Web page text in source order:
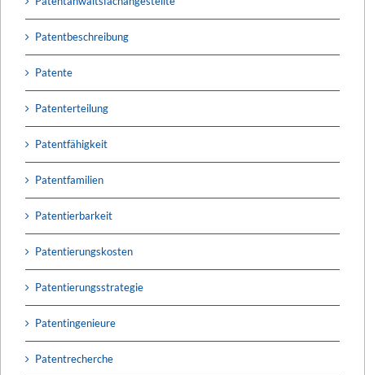
Patentbeschreibung
Patente
Patenterteilung
Patentfähigkeit
Patentfamilien
Patentierbarkeit
Patentierungskosten
Patentierungsstrategie
Patentingenieure
Patentrecherche